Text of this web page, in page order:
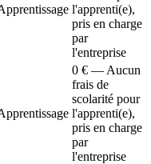
l'apprenti(e),
pris en charge
par
l'entreprise
0 € — Aucun
frais de
scolarité pour
l'apprenti(e),
pris en charge
par
l'entreprise